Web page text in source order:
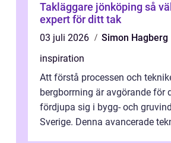
Takläggare jönköping så väljer du rätt
expert för ditt tak
03 juli 2026
Simon Hagberg
inspiration
Att förstå processen och
bergborrning är avgörande för
fördjupa sig i bygg- och
Sverige. Denna avancerade